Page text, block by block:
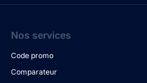
Nos services
Code promo
Comparateur